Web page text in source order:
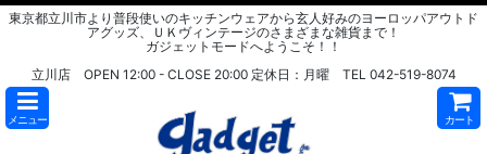
東京都立川市より普段使いのキッチンウェアから玄人好みのヨーロッパアウトド
アグッズ、ＵＫヴィンテージのさまざまな雑貨まで！
ガジェットモードへようこそ！！
立川店 OPEN 12:00 - CLOSE 20:00 定休日：月曜 TEL 042-519-8074
メニュー カート